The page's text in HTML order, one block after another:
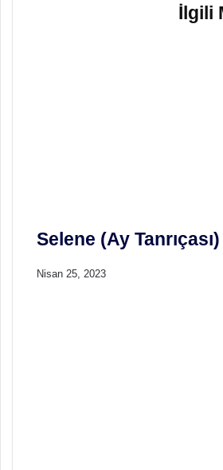
l
j
v
İlgili
Selene (Ay
Nisan 25, 2023